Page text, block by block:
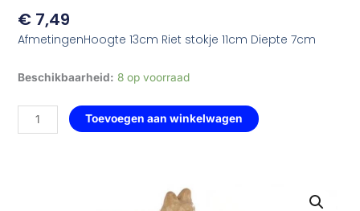
€ 7,49
AfmetingenHoogte 13cm Riet stokje 11cm Diepte 7cm
Beschikbaarheid: 8 op voorraad
geurbrander
Toevoegen aan winkelwagen